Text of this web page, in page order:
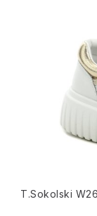
T.Sokolski